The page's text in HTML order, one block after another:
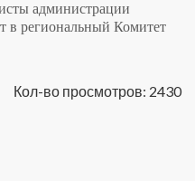
администрации
в региональный Комитет
Кол-во просмотров: 2430